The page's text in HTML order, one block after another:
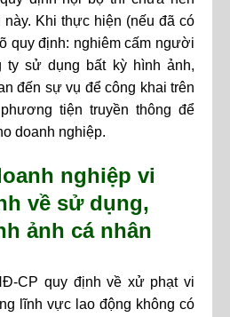
Khi thực hiện (nếu đã có
quy định: nghiêm cấm người
ty sử dụng bất kỳ hình ảnh,
đến sự vụ để công khai trên
tiện truyền thông để
doanh nghiệp.
nghiệp vi
về sử dụng,
ảnh cá nhân
CP quy định về xử phạt vi
lĩnh vực lao động không có